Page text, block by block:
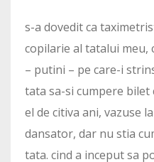
s-a dovedit ca
copilarie al tatalui meu,
– putini – pe care-i
tata sa-si cumpere bilet
el de citiva ani, vazuse
dansator, dar nu stia
tata. cind a inceput sa